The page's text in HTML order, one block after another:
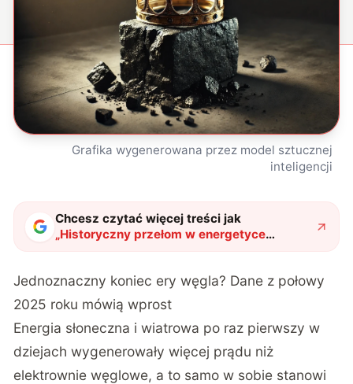
Grafika wygenerowana przez model sztucznej
inteligencji
Chcesz czytać więcej treści jak
„Historyczny przełom w energetyce
światowej. Transformacja energetyczna
Jednoznaczny koniec ery węgla? Dane z połowy
2025 roku mówią wprost
Energia słoneczna i wiatrowa po raz pierwszy w
dziejach wygenerowały więcej prądu niż
elektrownie węglowe, a to samo w sobie stanowi